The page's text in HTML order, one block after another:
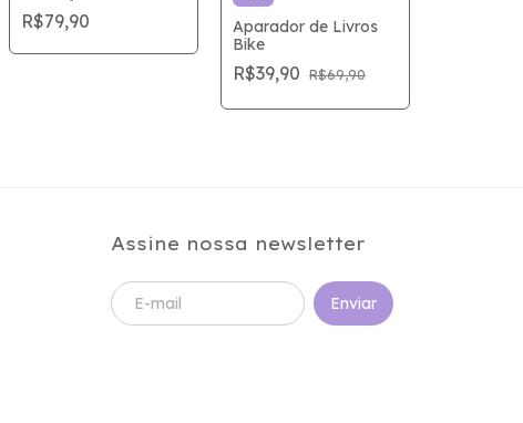
R$79,90
Aparador de Livros
Bike
R$39,90 R$69,90
Assine nossa newsletter